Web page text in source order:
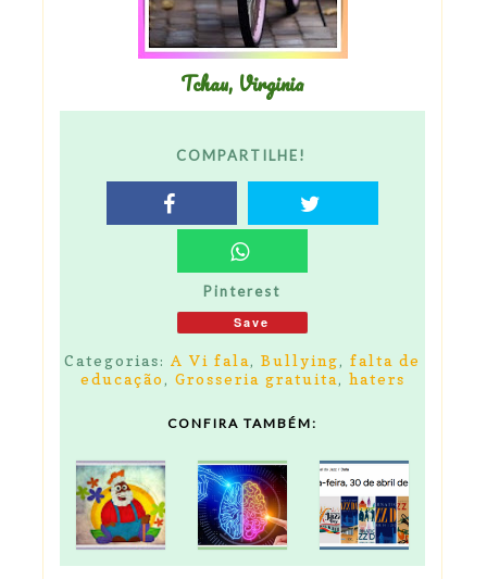
Tchau, Virginia
COMPARTILHE!
Pinterest
Save
Categorias: A Vi fala, Bullying, falta de
educação , Grosseria gratuita, haters
CONFIRA TAMBÉM: